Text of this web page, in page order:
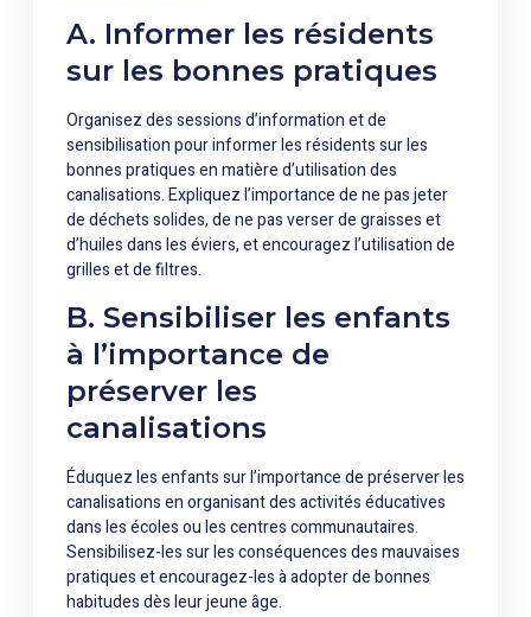
A. Informer les résidents
sur les bonnes pratiques
Organisez des sessions d’information et de
sensibilisation pour informer les résidents sur les
bonnes pratiques en matière d’utilisation des
canalisations. Expliquez l’importance de ne pas jeter
de déchets solides, de ne pas verser de graisses et
d’huiles dans les éviers, et encouragez l’utilisation de
grilles et de filtres.
B. Sensibiliser les enfants
à l’importance de
préserver les
canalisations
Éduquez les enfants sur l’importance de préserver les
canalisations en organisant des activités éducatives
dans les écoles ou les centres communautaires.
Sensibilisez-les sur les conséquences des mauvaises
pratiques et encouragez-les à adopter de bonnes
habitudes dès leur jeune âge.